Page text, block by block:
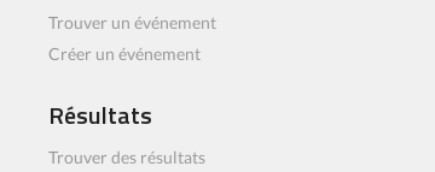
Trouver un événement
Créer un événement
Résultats
Trouver des résultats